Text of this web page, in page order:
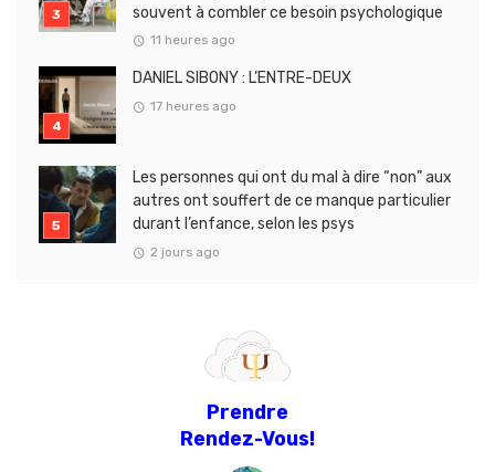
souvent à combler ce besoin psychologique
11 heures ago
DANIEL SIBONY : L’ENTRE-DEUX
17 heures ago
Les personnes qui ont du mal à dire “non” aux
autres ont souffert de ce manque particulier
durant l’enfance, selon les psys
2 jours ago
Prendre
Rendez-Vous!